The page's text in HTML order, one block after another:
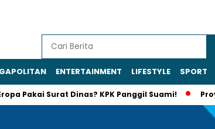
ENTERTAINMENT LIFESTYLE SPORT
Surat Dinas? KPK Panggil Suami! Proyek